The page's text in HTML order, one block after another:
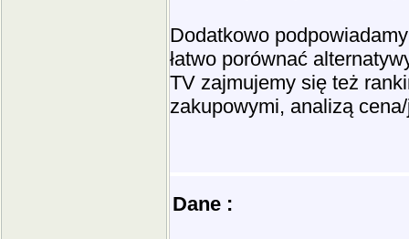
Dodatkowo
łatwo porównać
TV zajmujemy się też
zakupowymi, analizą
Dane :